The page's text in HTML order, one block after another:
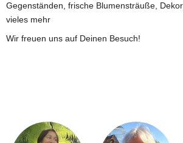
Gegenständen, frische Blumensträuße,
vieles mehr
Wir freuen uns auf Deinen Besuch!